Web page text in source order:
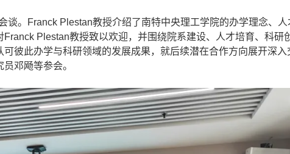
。Franck Plestan教授介绍了南特中央理工学院的办学理念、人
Plestan教授致以欢迎，并围绕院系建设、人才培育、科研
彼此办学与科研领域的发展成果，就后续潜在合作方向展开深入
邓飏等参会。